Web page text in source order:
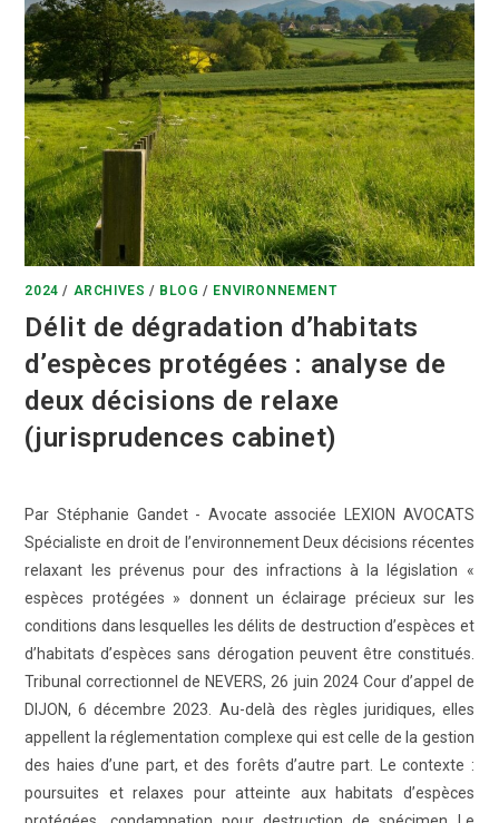
2024 / ARCHIVES / BLOG / ENVIRONNEMENT
Délit de dégradation d’habitats
d’espèces protégées : analyse de
deux décisions de relaxe
(jurisprudences cabinet)
Par Stéphanie Gandet - Avocate associée LEXION AVOCATS
Spécialiste en droit de l’environnement Deux décisions récentes
relaxant les prévenus pour des infractions à la législation «
espèces protégées » donnent un éclairage précieux sur les
conditions dans lesquelles les délits de destruction d’espèces et
d’habitats d’espèces sans dérogation peuvent être constitués.
Tribunal correctionnel de NEVERS, 26 juin 2024 Cour d’appel de
DIJON, 6 décembre 2023. Au-delà des règles juridiques, elles
appellent la réglementation complexe qui est celle de la gestion
des haies d’une part, et des forêts d’autre part. Le contexte :
poursuites et relaxes pour atteinte aux habitats d’espèces